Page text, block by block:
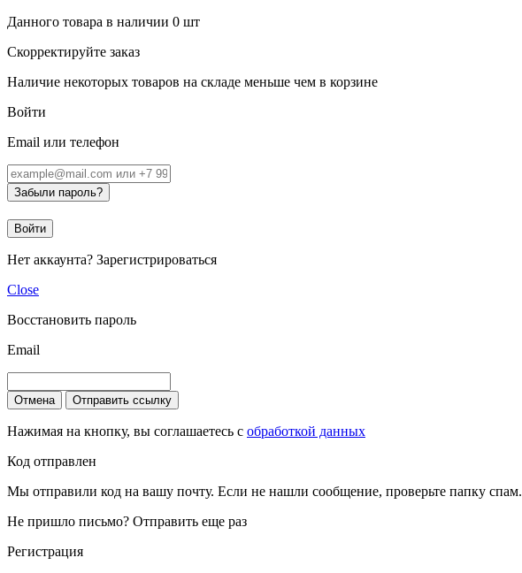
Данного товара в наличии 0 шт
Скорректируйте заказ
Наличие некоторых товаров на складе меньше чем в корзине
Войти
Email или телефон
Забыли пароль?
Войти
Нет аккаунта? Зарегистрироваться
Close
Восстановить пароль
Email
Отмена Отправить ссылку
Нажимая на кнопку, вы соглашаетесь с обработкой данных
Код отправлен
Мы отправили код на вашу почту. Если не нашли сообщение, проверьте папку спам.
Не пришло письмо? Отправить еще раз
Регистрация